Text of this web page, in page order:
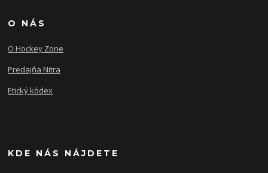
O NÁS
O Hockey Zone
Predajňa Nitra
Etický kódex
KDE NÁS NÁJDETE